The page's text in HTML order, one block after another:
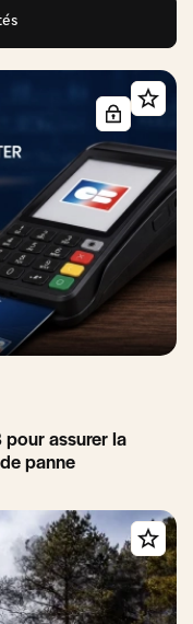
assurer la
panne